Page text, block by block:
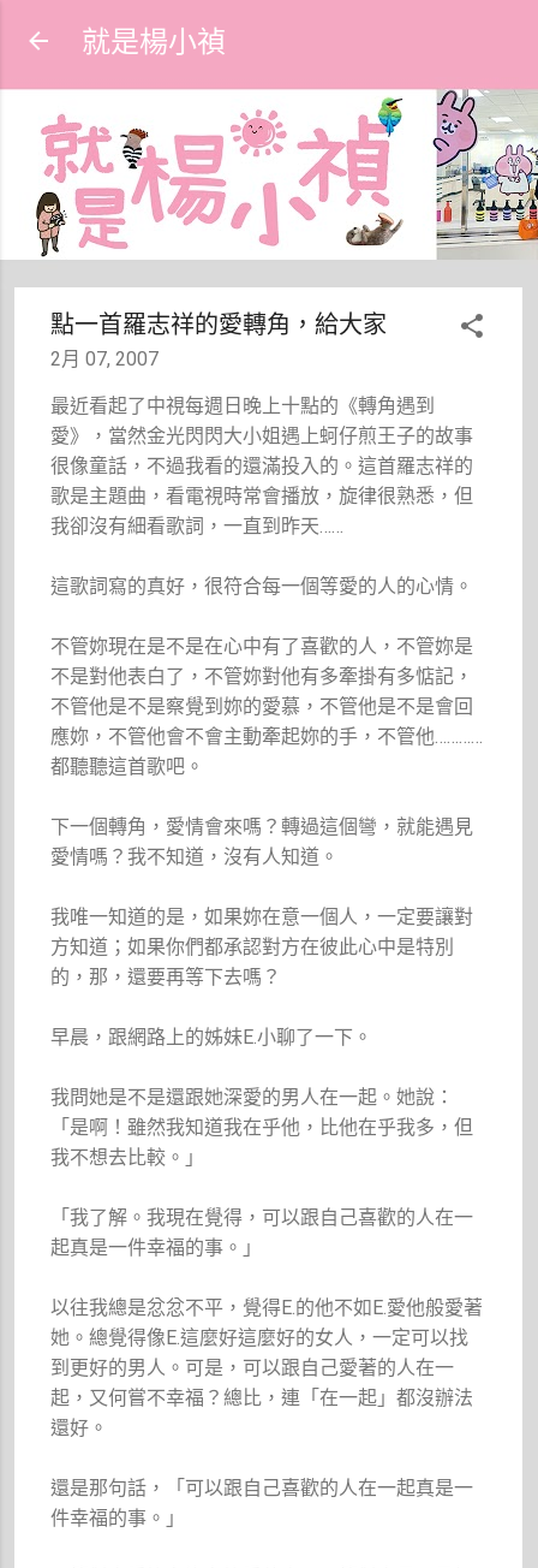
跳到主要內容
就是楊小禎
點一首羅志祥的愛轉角，給大家
2月 07, 2007
最近看起了中視每週日晚上十點的《轉角遇到
愛》，當然金光閃閃大小姐遇上蚵仔煎王子的故事
很像童話，不過我看的還滿投入的。這首羅志祥的
歌是主題曲，看電視時常會播放，旋律很熟悉，但
我卻沒有細看歌詞，一直到昨天……
這歌詞寫的真好，很符合每一個等愛的人的心情。
不管妳現在是不是在心中有了喜歡的人，不管妳是
不是對他表白了，不管妳對他有多牽掛有多惦記，
不管他是不是察覺到妳的愛慕，不管他是不是會回
應妳，不管他會不會主動牽起妳的手，不管他…………
都聽聽這首歌吧。
下一個轉角，愛情會來嗎？轉過這個彎，就能遇見
愛情嗎？我不知道，沒有人知道。
我唯一知道的是，如果妳在意一個人，一定要讓對
方知道；如果你們都承認對方在彼此心中是特別
的，那，還要再等下去嗎？
早晨，跟網路上的姊妹E.小聊了一下。
我問她是不是還跟她深愛的男人在一起。她說：
「是啊！雖然我知道我在乎他，比他在乎我多，但
我不想去比較。」
「我了解。我現在覺得，可以跟自己喜歡的人在一
起真是一件幸福的事。」
以往我總是忿忿不平，覺得E.的他不如E.愛他般愛著
她。總覺得像E.這麼好這麼好的女人，一定可以找
到更好的男人。可是，可以跟自己愛著的人在一
起，又何嘗不幸福？總比，連「在一起」都沒辦法
還好。
還是那句話，「可以跟自己喜歡的人在一起真是一
件幸福的事。」